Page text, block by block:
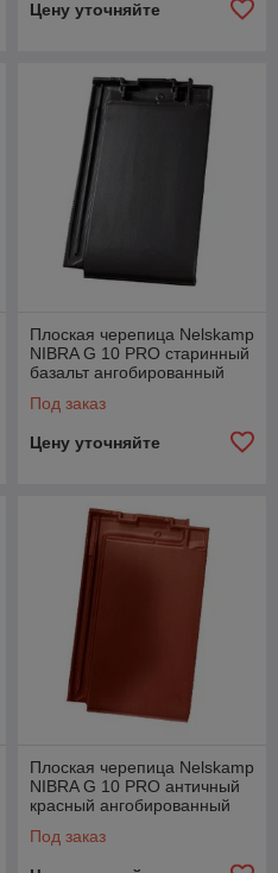
Цену уточняйте
Плоская черепица Nelskamp
NIBRA G 10 PRO старинный
базальт ангобированный
Под заказ
Цену уточняйте
Плоская черепица Nelskamp
NIBRA G 10 PRO античный
красный ангобированный
Под заказ